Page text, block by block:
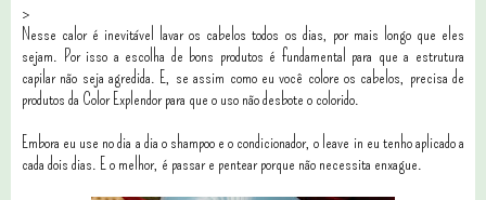
>
Nesse calor é inevitável lavar os cabelos todos os dias, por mais longo que eles
sejam. Por isso a escolha de bons produtos é fundamental para que a estrutura
capilar não seja agredida. E, se assim como eu você colore os cabelos, precisa de
produtos da Color Explendor para que o uso não desbote o colorido.
Embora eu use no dia a dia o shampoo e o condicionador, o leave in eu tenho aplicado a
cada dois dias. E o melhor, é passar e pentear porque não necessita enxague.